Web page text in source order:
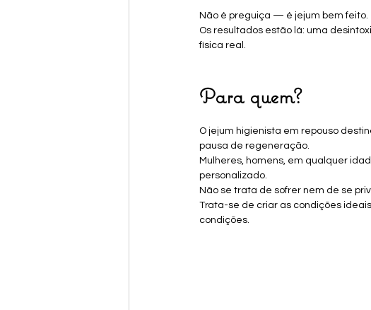
Não é preguiça — é jejum bem feito.
Os resultados estão lá: uma
física real.
Para quem?
O jejum higienista em repouso
pausa de regeneração.
Mulheres, homens, em qualquer
personalizado.
Não se trata de sofrer nem de se
Trata-se de criar as condições
condições.